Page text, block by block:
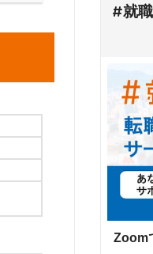
#就
Zoom